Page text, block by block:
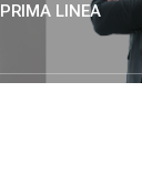
PRIMA LINEA